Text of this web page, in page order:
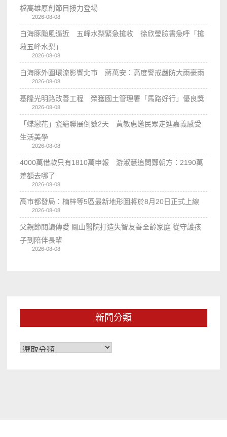
檔高雄原創節目接力登場
2026-08-08
白海豚颱風逼近 五峰水梨緊急搶收 徐欣瑩臉書急呼「搶
救五峰水梨」
2026-08-08
白海豚外圍環流影響北市 蔣萬安：高度警戒嚴防大雨豪雨
2026-08-08
基隆光明路改善工程 榮獲國土管理署「馬路好行」優良獎
2026-08-08
「蝶戀花」瓷繪聯展倒數2天 黃敏惠邀民眾走進嘉義感受
生活美學
2026-08-08
4000萬借款只有1810萬申報 游淑慧追問鄭朝方：2190萬
差額去哪了
2026-08-08
高市都發局：楠梓等5區最新地形圖將於8月20日正式上線
2026-08-08
父親節閱讀傳愛 鳳山醫院打造失智友善全齡家庭 從守護孩
子到陪伴長輩
2026-08-08
新聞分類
新